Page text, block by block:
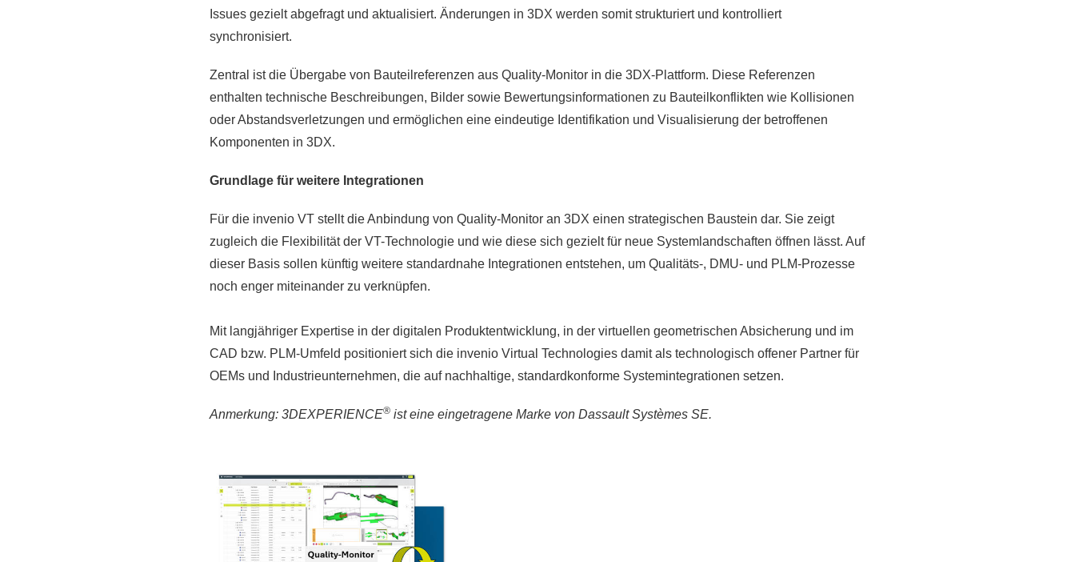
Issues gezielt abgefragt und aktualisiert. Änderungen in 3DX werden somit strukturiert und kontrolliert
synchronisiert.
Zentral ist die Übergabe von Bauteilreferenzen aus Quality-Monitor in die 3DX-Plattform. Diese Referenzen
enthalten technische Beschreibungen, Bilder sowie Bewertungsinformationen zu Bauteilkonflikten wie Kollisionen
oder Abstandsverletzungen und ermöglichen eine eindeutige Identifikation und Visualisierung der betroffenen
Komponenten in 3DX.
Grundlage für weitere Integrationen
Für die invenio VT stellt die Anbindung von Quality-Monitor an 3DX einen strategischen Baustein dar. Sie zeigt
zugleich die Flexibilität der VT-Technologie und wie diese sich gezielt für neue Systemlandschaften öffnen lässt. Auf
dieser Basis sollen künftig weitere standardnahe Integrationen entstehen, um Qualitäts-, DMU- und PLM-Prozesse
noch enger miteinander zu verknüpfen.
Mit langjähriger Expertise in der digitalen Produktentwicklung, in der virtuellen geometrischen Absicherung und im
CAD bzw. PLM-Umfeld positioniert sich die invenio Virtual Technologies damit als technologisch offener Partner für
OEMs und Industrieunternehmen, die auf nachhaltige, standardkonforme Systemintegrationen setzen.
Anmerkung: 3DEXPERIENCE® ist eine eingetragene Marke von Dassault Systèmes SE.